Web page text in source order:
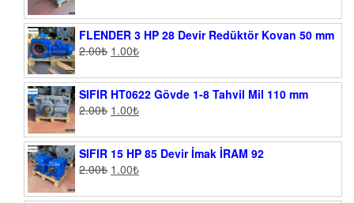
FLENDER 3 HP 28 Devir Redüktör Kovan 50 mm
2.00₺ 1.00₺
SIFIR HT0622 Gövde 1-8 Tahvil Mil 110 mm
2.00₺ 1.00₺
SIFIR 15 HP 85 Devir İmak İRAM 92
2.00₺ 1.00₺